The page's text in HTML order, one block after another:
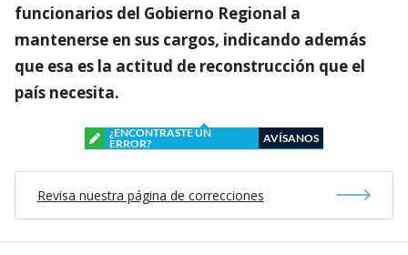
funcionarios del Gobierno Regional a
mantenerse en sus cargos, indicando además
que esa es la actitud de reconstrucción que el
país necesita.
¿ENCONTRASTE UN
ERROR?
AVÍSANOS
Revisa nuestra página de correcciones